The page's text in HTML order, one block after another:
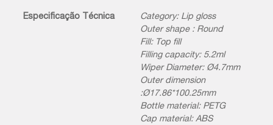
Especificação Técnica
Category: Lip gloss
Outer shape : Round
Fill: Top fill
Filling capacity: 5.2ml
Wiper Diameter: Ø4.7mm
Outer dimension
:Ø17.86*100.25mm
Bottle material: PETG
Cap material: ABS